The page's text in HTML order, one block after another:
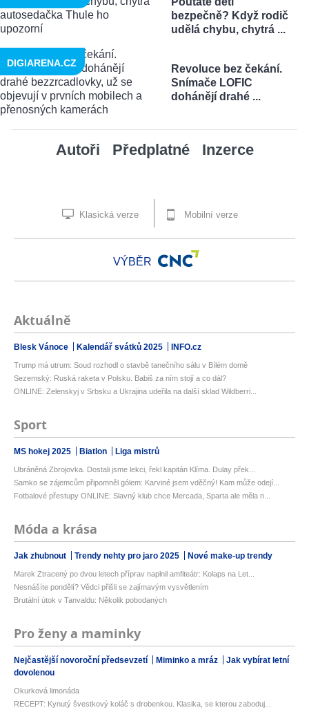
bezpečně? Když rodič
udělá chybu, chytrá ...
Revoluce bez čekání.
Snímače LOFIC
dohánějí drahé ...
DIGIARENA.CZ
Autoři Předplatné Inzerce
Klasická verze Mobilní verze
VÝBĚR
Aktuálně
Blesk Vánoce Kalendář svátků 2025 INFO.cz
Trump má utrum: Soud rozhodl o stavbě tanečního sálu v Bílém domě
Sezemský: Ruská raketa v Polsku. Babiš za ním stojí a co dál?
ONLINE: Zelenskyj v Srbsku a Ukrajina udeřila na další sklad Wildberri...
Sport
MS hokej 2025 Biatlon Liga mistrů
Ubráněná Zbrojovka. Dostali jsme lekci, řekl kapitán Klíma. Dulay přek...
Samko se zájemcům připomněl gólem: Karviné jsem vděčný! Kam může odejí...
Fotbalové přestupy ONLINE: Slavný klub chce Mercada, Sparta ale měla n...
Móda a krása
Jak zhubnout Trendy nehty pro jaro 2025 Nové make-up trendy
Marek Ztracený po dvou letech příprav naplnil amfiteátr: Kolaps na Let...
Nesnášíte pondělí? Vědci přišli se zajímavým vysvětlením
Brutální útok v Tanvaldu: Několik pobodaných
Pro ženy a maminky
Nejčastější novoroční předsevzetí Miminko a mráz
Jak vybírat letní
dovolenou
Okurková limonáda
RECEPT: Kynutý švestkový koláč s drobenkou. Klasika, se kterou zaboduj...